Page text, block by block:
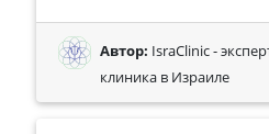
Автор: IsraClinic -
клиника в Израиле